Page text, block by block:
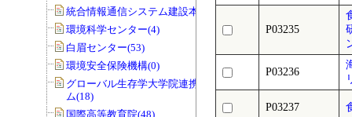
統合情報通信システム建設本部(1)
環境科学センター(4)
白眉センター(53)
環境安全保険機構(0)
グローバル生存学大学院連携プログラ
ム(18)
国際高等教育院(48)
P03235
P03236
P03237